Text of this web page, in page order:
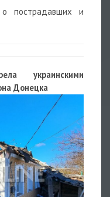
о пострадавших и
украинскими
Донецка